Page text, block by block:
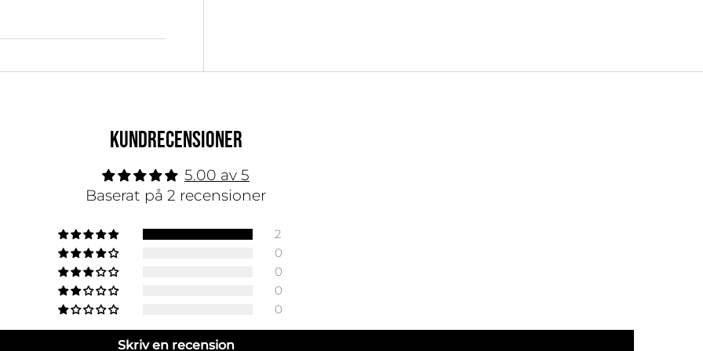
KUNDRECENSIONER
5.00 av 5
Baserat på 2 recensioner
2
0
0
0
0
Skriv en recension